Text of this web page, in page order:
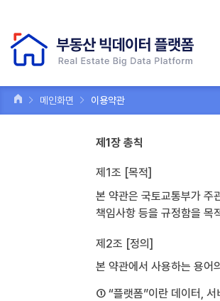
메인화면 이용약관
제1장 총칙
제1조 [목적]
본 약관은 국토교통부가 주
책임사항 등을 규정함을 목
제2조 [정의]
본 약관에서 사용하는 용어
① “플랫폼”이란 데이터, 서